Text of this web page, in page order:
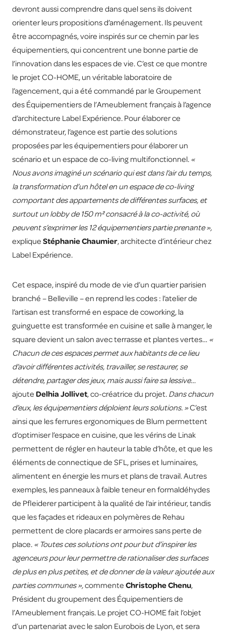
devront aussi comprendre dans quel sens ils doivent
orienter leurs propositions d’aménagement. Ils peuvent
être accompagnés, voire inspirés sur ce chemin par les
équipementiers, qui concentrent une bonne partie de
l’innovation dans les espaces de vie. C’est ce que montre
le projet CO-HOME, un véritable laboratoire de
l’agencement, qui a été commandé par le Groupement
des Équipementiers de l’Ameublement français à l’agence
d’architecture Label Expérience. Pour élaborer ce
démonstrateur, l’agence est partie des solutions
proposées par les équipementiers pour élaborer un
scénario et un espace de co-living multifonctionnel. «
Nous avons imaginé un scénario qui est dans l’air du temps,
la transformation d’un hôtel en un espace de co-living
comportant des appartements de différentes surfaces, et
surtout un lobby de 150 m² consacré à la co-activité, où
peuvent s’exprimer les 12 équipementiers partie prenante »,
explique Stéphanie Chaumier, architecte d’intérieur chez
Label Expérience.
Cet espace, inspiré du mode de vie d’un quartier parisien
branché – Belleville – en reprend les codes : l’atelier de
l’artisan est transformé en espace de coworking, la
guinguette est transformée en cuisine et salle à manger, le
square devient un salon avec terrasse et plantes vertes… «
Chacun de ces espaces permet aux habitants de ce lieu
d’avoir différentes activités, travailler, se restaurer, se
détendre, partager des jeux, mais aussi faire sa lessive…
ajoute Delhia Jollivet, co-créatrice du projet. Dans chacun
d’eux, les équipementiers déploient leurs solutions. »C’est
ainsi que les ferrures ergonomiques de Blum permettent
d’optimiser l’espace en cuisine, que les vérins de Linak
permettent de régler en hauteur la table d’hôte, et que les
éléments de connectique de SFL, prises et luminaires,
alimentent en énergie les murs et plans de travail. Autres
exemples, les panneaux à faible teneur en formaldéhydes
de Pfleiderer participent à la qualité de l’air intérieur, tandis
que les façades et rideaux en polymères de Rehau
permettent de clore placards er armoires sans perte de
place. « Toutes ces solutions ont pour but d’inspirer les
agenceurs pour leur permettre de rationaliser des surfaces
de plus en plus petites, et de donner de la valeur ajoutée aux
parties communes »,commente Christophe Chenu,
Président du groupement des Équipementiers de
l’Ameublement français. Le projet CO-HOME fait l’objet
d’un partenariat avec le salon Eurobois de Lyon, et sera